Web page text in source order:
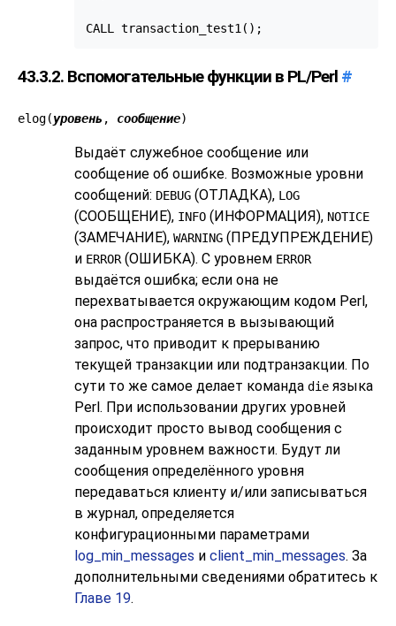
CALL transaction_test1();
43.3.2. Вспомогательные функции в PL/Perl #
elog(уровень , сообщение)
Выдаёт служебное сообщение или
сообщение об ошибке. Возможные уровни
сообщений: DEBUG (ОТЛАДКА), LOG
(СООБЩЕНИЕ), INFO (ИНФОРМАЦИЯ), NOTICE
(ЗАМЕЧАНИЕ), WARNING (ПРЕДУПРЕЖДЕНИЕ)
и ERROR(ОШИБКА). С уровнем ERROR
выдаётся ошибка; если она не
перехватывается окружающим кодом Perl,
она распространяется в вызывающий
запрос, что приводит к прерыванию
текущей транзакции или подтранзакции. По
сути то же самое делает команда die языка
Perl. При использовании других уровней
происходит просто вывод сообщения с
заданным уровнем важности. Будут ли
сообщения определённого уровня
передаваться клиенту и/или записываться
в журнал, определяется
конфигурационными параметрами
log_min_messages и client_min_messages. За
дополнительными сведениями обратитесь к
Главе 19.